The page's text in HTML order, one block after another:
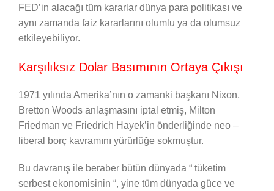
FED’in alacağı tüm kararlar dünya para politikası ve
aynı zamanda faiz kararlarını olumlu ya da olumsuz
etkileyebiliyor.
Karşılıksız Dolar Basımının Ortaya Çıkışı
1971 yılında Amerika’nın o zamanki başkanı Nixon,
Bretton Woods anlaşmasını iptal etmiş, Milton
Friedman ve Friedrich Hayek’in önderliğinde neo –
liberal borç kavramını yürürlüğe sokmuştur.
Bu davranış ile beraber bütün dünyada “ tüketim
serbest ekonomisinin “, yine tüm dünyada güce ve